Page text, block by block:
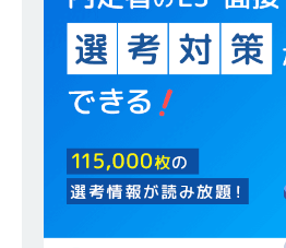
[ 2026年5月14日 ]
し 】 食品・生鮮
スを提供するベ
字経営。売上は
業として成長・収
イシル
体育会
[ 2026年5月13日 ]